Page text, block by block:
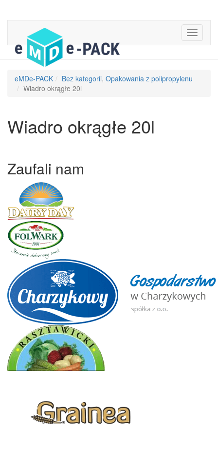
eMDe-PACK Bez kategorii, Opakowania z polipropylenu
Wiadro okrągłe 20l
Wiadro okrągłe 20l
Zaufali nam